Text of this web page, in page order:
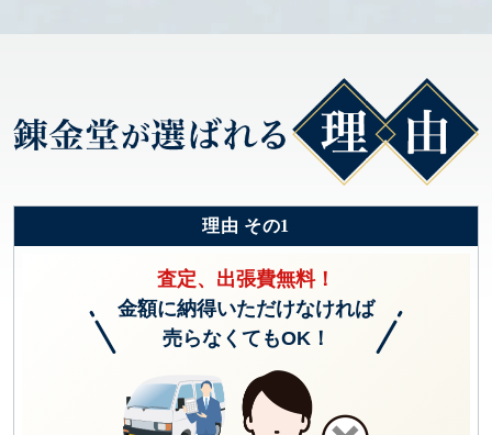
理由 その1
査定、出張費無料！
金額に納得いただけなければ
売らなくてもOK！